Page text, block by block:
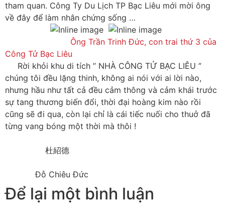
tham quan. Công Ty Du Lịch TP Bạc Liêu mới mời ông
về đây để làm nhân chứng sống …
Ông Trần Trinh Đức, con trai thứ 3 của
Công Tử Bạc Liêu
Rời khỏi khu di tích ” NHÀ CÔNG TỬ BẠC LIÊU ”
chúng tôi đều lặng thinh, không ai nói với ai lời nào,
nhưng hầu như tất cả đều cảm thông và cảm khái trước
sự tang thương biến đổi, thời đại hoàng kim nào rồi
cũng sẽ đi qua, còn lại chỉ là cái tiếc nuối cho thuở đã
từng vang bóng một thời mà thôi !
杜紹德
Đỗ Chiêu Đức
Để lại một bình luận